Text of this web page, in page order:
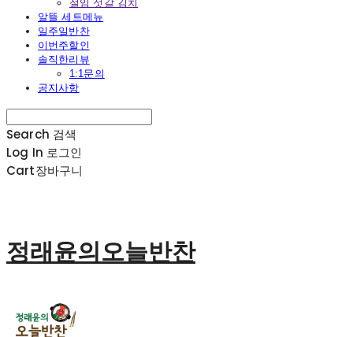
절임 젓갈 김치
알뜰 세트메뉴
일주일반찬
이번주할인
솔직한리뷰
1:1문의
공지사항
Search 검색
Log In 로그인
Cart장바구니
정래윤의오늘반찬